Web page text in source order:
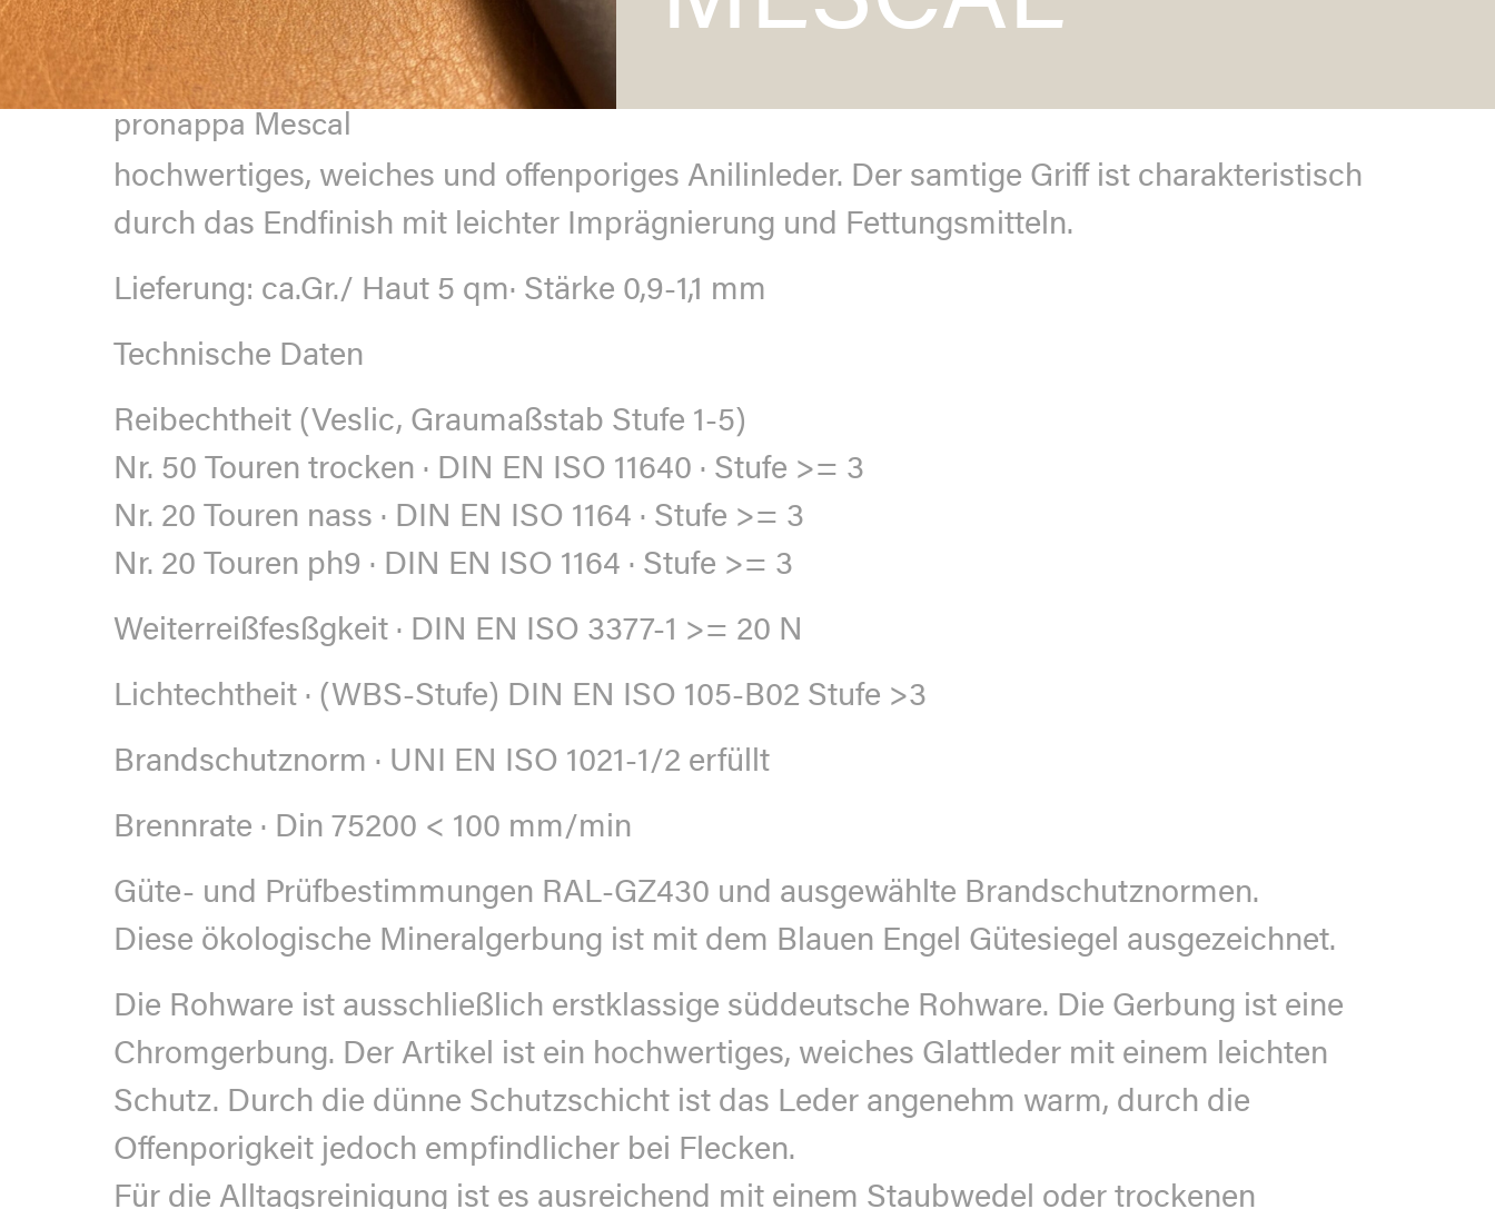
pronappa Mescal
hochwertiges, weiches und offenporiges Anilinleder. Der samtige Griff ist charakteristisch
durch das Endﬁnish mit leichter Imprägnierung und Fettungsmitteln.
Lieferung: ca.Gr./ Haut 5 qm· Stärke 0,9-1,1 mm
Technische Daten
Reibechtheit (Veslic, Graumaßstab Stufe 1-5)
Nr. 50 Touren trocken · DIN EN ISO 11640 · Stufe >= 3
Nr. 20 Touren nass · DIN EN ISO 1164 · Stufe >= 3
Nr. 20 Touren ph9 · DIN EN ISO 1164 · Stufe >= 3
Weiterreißfesßgkeit · DIN EN ISO 3377-1 >= 20 N
Lichtechtheit · (WBS-Stufe) DIN EN ISO 105-B02 Stufe >3
Brandschutznorm · UNI EN ISO 1021-1/2 erfüllt
Brennrate · Din 75200 < 100 mm/min
Güte- und Prüfbestimmungen RAL-GZ430 und ausgewählte Brandschutznormen.
Diese ökologische Mineralgerbung ist mit dem Blauen Engel Gütesiegel ausgezeichnet.
Die Rohware ist ausschließlich erstklassige süddeutsche Rohware. Die Gerbung ist eine
Chromgerbung. Der Artikel ist ein hochwertiges, weiches Glattleder mit einem leichten
Schutz. Durch die dünne Schutzschicht ist das Leder angenehm warm, durch die
Offenporigkeit jedoch empﬁndlicher bei Flecken.
Für die Alltagsreinigung ist es ausreichend mit einem Staubwedel oder trockenen